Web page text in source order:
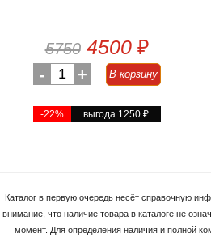
5750 4500 ₽
- 1 + В корзину
-22% выгода 1250₽
Каталог в первую очередь несёт справочную
внимание, что наличие товара в каталоге не
момент. Для определения наличия и полной